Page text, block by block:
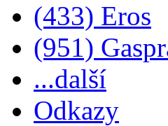
(433) Eros
(951)
...další
Odkazy